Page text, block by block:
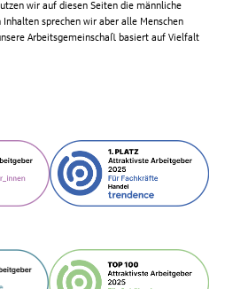
wir auf diesen Seiten die männliche
sprechen wir aber alle Menschen
Arbeitsgemeinschaft basiert auf Vielfalt